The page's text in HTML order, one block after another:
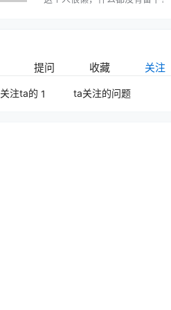
提问 收藏 关注
关注ta的 1 ta关注的问题